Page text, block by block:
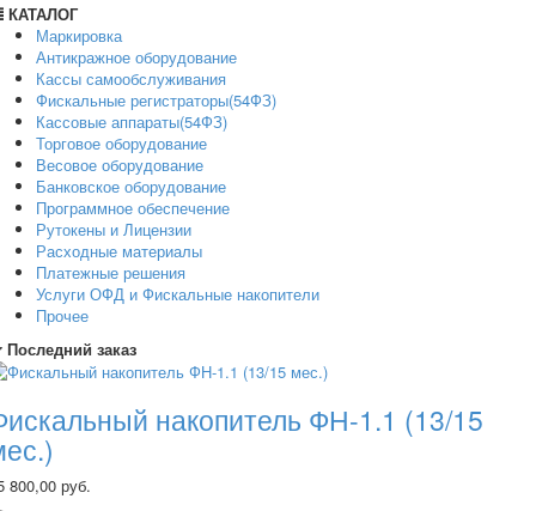
КАТАЛОГ
Маркировка
Антикражное оборудование
Кассы самообслуживания
Фискальные регистраторы(54ФЗ)
Кассовые аппараты(54ФЗ)
Торговое оборудование
Весовое оборудование
Банковское оборудование
Программное обеспечение
Рутокены и Лицензии
Расходные материалы
Платежные решения
Услуги ОФД и Фискальные накопители
Прочее
Последний заказ
накопитель ФН-1.1 (13/15
800,00 руб.